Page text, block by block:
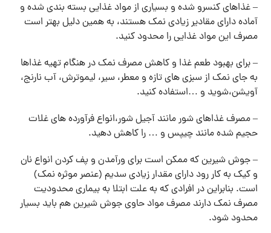
– غذاهای کنسرو شده و بسیاری از مواد غذایی بسته بندی شده و
آماده دارای مقادیر زیادی نمک هستند، به همین دلیل بهتر است
مصرف این مواد غذایی را محدود کنید.
– برای بهبود طعم غذا و کاهش مصرف نمک در هنگام تهیه غذاها
به جای نمک از سبزی های تازه و معطر، سیر، لیموترش، آب نارنج،
آویشن،شوید و …استفاده کنید.
– مصرف غذاهای شور مانند آجیل شور،انواع فرآورده های غلات
حجیم شده مانند چیپس و … را کاهش دهید.
– جوش شیرین که ممکن است برای ورآمدن و پف کردن انواع نان
و کیک به کار رود دارای مقدار زیادی سدیم (عنصر موثره نمک)
است. بنابراین در افرادی که به علت ابتلا به بیماری محدودیت
مصرف نمک دارند مصرف مواد حاوی جوش شیرین هم باید بسیار
محدود شود.